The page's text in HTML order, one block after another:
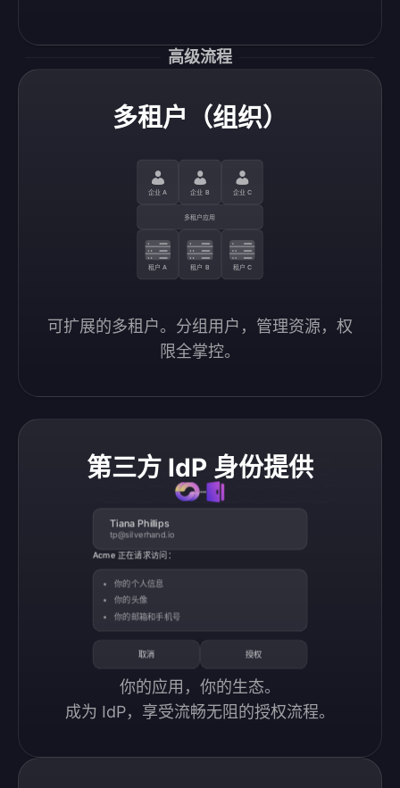
高级流程
多租户（组织）
企业 A 企业 B 企业 C
多租户应用
租户 A 租户 B 租户 C
可扩展的多租户。分组用户，管理资源，权
限全掌控。
第三方 IdP 身份提供
Tiana Phillips
tp@silverhand.io
Acme 正在请求访问：
你的个人信息
你的头像
你的邮箱和手机号
取消 授权
你的应用，你的生态。
成为 IdP，享受流畅无阻的授权流程。